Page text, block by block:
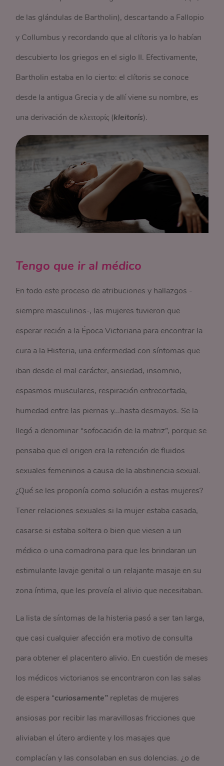
de las glándulas de Bartholin), descartando a Fallopio
y Collumbus y recordando que al clítoris ya lo habían
descubierto los griegos en el siglo II. Efectivamente,
Bartholin estaba en lo cierto: el clítoris se conoce
desde la antigua Grecia y de allí viene su nombre, es
una derivación de κλειτορίς (kleitorís).
Tengo que ir al médico
En todo este proceso de atribuciones y hallazgos -
siempre masculinos-, las mujeres tuvieron que
esperar recién a la Época Victoriana para encontrar la
cura a la Histeria, una enfermedad con síntomas que
iban desde el mal carácter, ansiedad, insomnio,
espasmos musculares, respiración entrecortada,
humedad entre las piernas y...hasta desmayos. Se la
llegó a denominar “sofocación de la matriz”, porque se
pensaba que el origen era la retención de fluidos
sexuales femeninos a causa de la abstinencia sexual.
¿Qué se les proponía como solución a estas mujeres?
Tener relaciones sexuales si la mujer estaba casada,
casarse si estaba soltera o bien que viesen a un
médico o una comadrona para que les brindaran un
estimulante lavaje genital o un relajante masaje en su
zona íntima, que les proveía el alivio que necesitaban.
La lista de síntomas de la histeria pasó a ser tan larga,
que casi cualquier afección era motivo de consulta
para obtener el placentero alivio. En cuestión de meses
los médicos victorianos se encontraron con las salas
de espera “curiosamente” repletas de mujeres
ansiosas por recibir las maravillosas fricciones que
aliviaban el útero ardiente y los masajes que
complacían y las consolaban en sus dolencias. ¿o de